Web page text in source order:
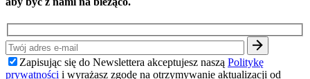
Zapisując się do Newslettera akceptujesz naszą Politykę
prywatności i wyrażasz zgodę na otrzymywanie aktualizacji od